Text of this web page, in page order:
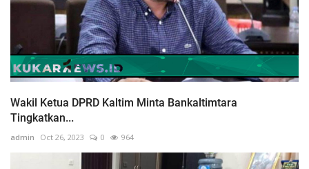
Wakil Ketua DPRD Kaltim Minta Bankaltimtara
Tingkatkan...
admin Oct 26, 2023 0 964